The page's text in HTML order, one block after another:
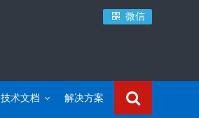
微信
技术文档 解决方案